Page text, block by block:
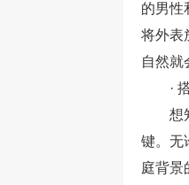
的男性
将外表
自然就
·
想
键。无
庭背景